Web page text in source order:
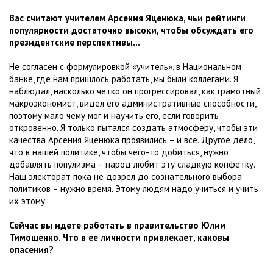
Вас считают учителем Арсения Яценюка, чьи рейтинги
популярности достаточно высоки, чтобы обсуждать его
президентские перспективы…
Не согласен с формулировкой «учитель», в Национальном
банке, где нам пришлось работать, мы были коллегами. Я
наблюдал, насколько четко он прогрессировал, как грамотный
макроэкономист, видел его административные способности,
поэтому мало чему мог и научить его, если говорить
откровенно. Я только пытался создать атмосферу, чтобы эти
качества Арсения Яценюка проявились – и все. Другое дело,
что в нашей политике, чтобы чего-то добиться, нужно
добавлять популизма – народ любит эту сладкую конфетку.
Наш электорат пока не дозрел до сознательного выбора
политиков – нужно время. Этому людям надо учиться и учить
их этому.
Сейчас вы идете работать в правительство Юлии
Тимошенко. Что в ее личности привлекает, каковы
опасения?